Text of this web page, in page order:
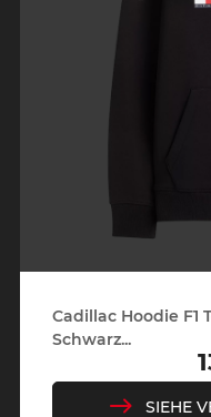
Cadillac Hoodie F1
Schwarz...
SIEHE